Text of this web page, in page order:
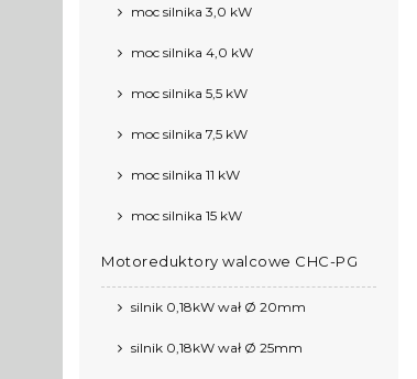
moc silnika 3,0 kW
moc silnika 4,0 kW
moc silnika 5,5 kW
moc silnika 7,5 kW
moc silnika 11 kW
moc silnika 15 kW
Motoreduktory walcowe CHC-PG
silnik 0,18kW wał Ø 20mm
silnik 0,18kW wał Ø 25mm